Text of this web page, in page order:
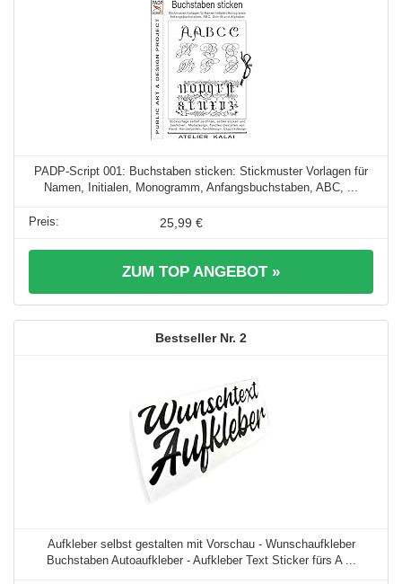
PADP-Script 001: Buchstaben sticken: Stickmuster Vorlagen für
Namen, Initialen, Monogramm, Anfangsbuchstaben, ABC, ...
25,99 €
ZUM TOP ANGEBOT »
2
Aufkleber selbst gestalten mit Vorschau - Wunschaufkleber
Buchstaben Autoaufkleber - Aufkleber Text Sticker fürs A ...